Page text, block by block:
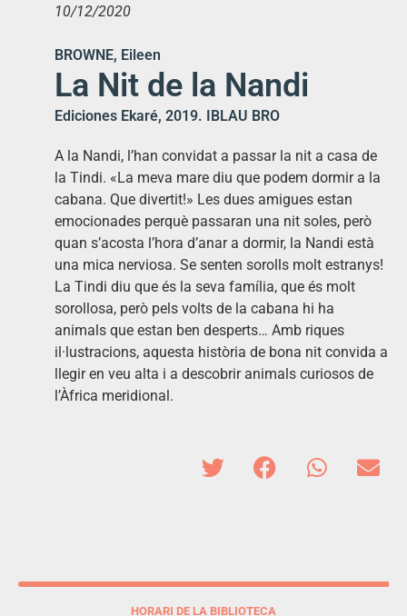
10/12/2020
BROWNE, Eileen
La Nit de la Nandi
Ediciones Ekaré, 2019. IBLAU BRO
A la Nandi, l’han convidat a passar la nit a casa de
la Tindi. «La meva mare diu que podem dormir a la
cabana. Que divertit!» Les dues amigues estan
emocionades perquè passaran una nit soles, però
quan s’acosta l’hora d’anar a dormir, la Nandi està
una mica nerviosa. Se senten sorolls molt estranys!
La Tindi diu que és la seva família, que és molt
sorollosa, però pels volts de la cabana hi ha
animals que estan ben desperts… Amb riques
il·lustracions, aquesta història de bona nit convida a
llegir en veu alta i a descobrir animals curiosos de
l’Àfrica meridional.
HORARI DE LA BIBLIOTECA